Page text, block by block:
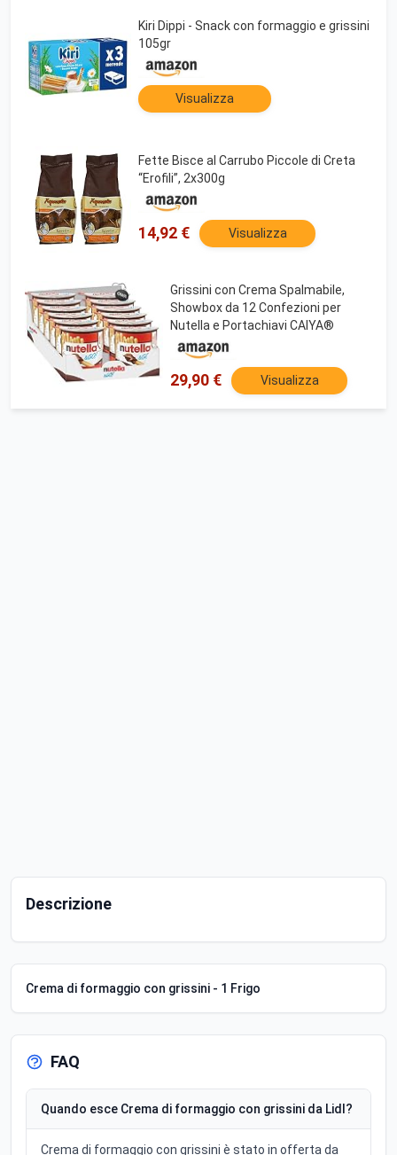
Kiri Dippi - Snack con formaggio e grissini
105gr
Visualizza
Fette Bisce al Carrubo Piccole di Creta
“Erofili”, 2x300g
14,92 € Visualizza
Grissini con Crema Spalmabile,
Showbox da 12 Confezioni per
Nutella e Portachiavi CAIYA®
29,90 € Visualizza
Descrizione
Crema di formaggio con grissini - 1 Frigo
FAQ
Quando esce Crema di formaggio con grissini da Lidl?
Crema di formaggio con grissini è stato in offerta da